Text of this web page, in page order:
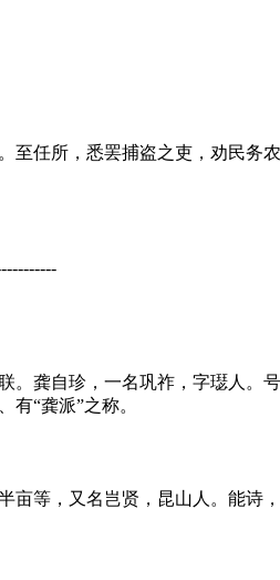
至任所，悉罢捕盗之吏，劝民
。龚自珍，一名巩祚，字璱人。
有“龚派”之称。
亩等，又名岂贤，昆山人。能诗